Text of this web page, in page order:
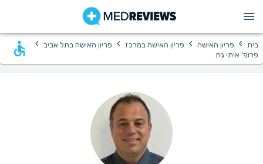
בית › פריון האישה › פריון האישה במרכז › פריון האישה בתל אביב ›
פרופ' איתי גת